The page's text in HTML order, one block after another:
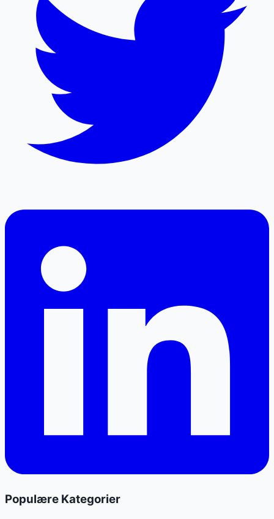
Populære Kategorier